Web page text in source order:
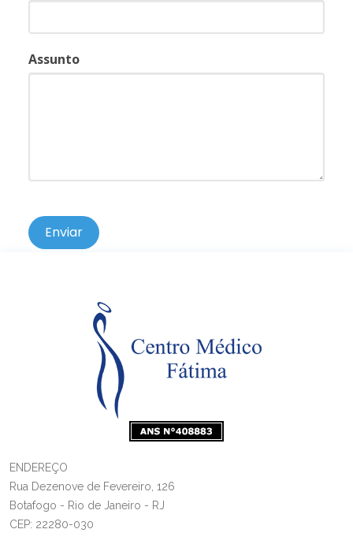
Assunto
Enviar
ENDEREÇO
Rua Dezenove de Fevereiro, 126
Botafogo - Rio de Janeiro - RJ
CEP: 22280-030